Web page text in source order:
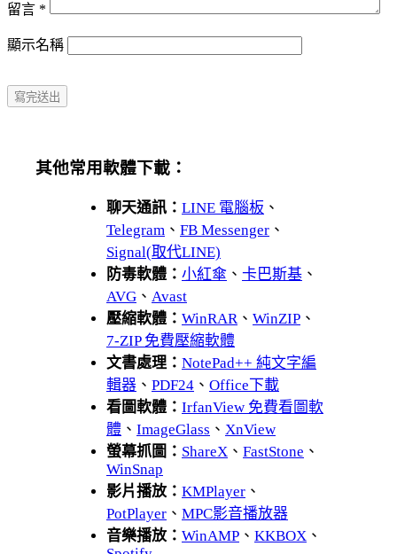
留言 *
顯示名稱
其他常用軟體下載：
聊天通訊： LINE 電腦板 、
Telegram 、 FB Messenger 、
Signal(取代LINE)
防毒軟體： 小紅傘 、 卡巴斯基 、
AVG 、 Avast
壓縮軟體： WinRAR、 WinZIP 、
7-ZIP 免費壓縮軟體
文書處理： NotePad++ 純文字編
輯器 、 PDF24 、 Office下載
看圖軟體： IrfanView 免費看圖軟
體 、 ImageGlass 、 XnView
螢幕抓圖： ShareX 、 FastStone 、
WinSnap
影片播放： KMPlayer 、
PotPlayer 、 MPC影音播放器
音樂播放： WinAMP 、 KKBOX 、